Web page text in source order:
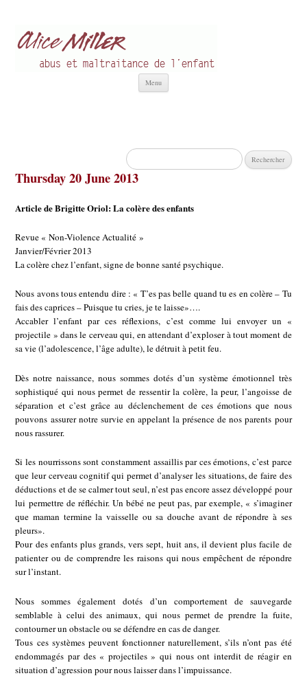
Menu
Rechercher :
Thursday 20 June 2013
Article de Brigitte Oriol: La colère des enfants
Revue « Non-Violence Actualité »
Janvier/Février 2013
La colère chez l’enfant, signe de bonne santé psychique.
Nous avons tous entendu dire : « T’es pas belle quand tu es en colère – Tu
fais des caprices – Puisque tu cries, je te laisse»….
Accabler l’enfant par ces réflexions, c’est comme lui envoyer un «
projectile » dans le cerveau qui, en attendant d’exploser à tout moment de
sa vie (l’adolescence, l’âge adulte), le détruit à petit feu.
Dès notre naissance, nous sommes dotés d’un système émotionnel très
sophistiqué qui nous permet de ressentir la colère, la peur, l’angoisse de
séparation et c’est grâce au déclenchement de ces émotions que nous
pouvons assurer notre survie en appelant la présence de nos parents pour
nous rassurer.
Si les nourrissons sont constamment assaillis par ces émotions, c’est parce
que leur cerveau cognitif qui permet d’analyser les situations, de faire des
déductions et de se calmer tout seul, n’est pas encore assez développé pour
lui permettre de réfléchir. Un bébé ne peut pas, par exemple, « s’imaginer
que maman termine la vaisselle ou sa douche avant de répondre à ses
pleurs».
Pour des enfants plus grands, vers sept, huit ans, il devient plus facile de
patienter ou de comprendre les raisons qui nous empêchent de répondre
sur l’instant.
Nous sommes également dotés d’un comportement de sauvegarde
semblable à celui des animaux, qui nous permet de prendre la fuite,
contourner un obstacle ou se défendre en cas de danger.
Tous ces systèmes peuvent fonctionner naturellement, s’ils n’ont pas été
endommagés par des « projectiles » qui nous ont interdit de réagir en
situation d’agression pour nous laisser dans l’impuissance.